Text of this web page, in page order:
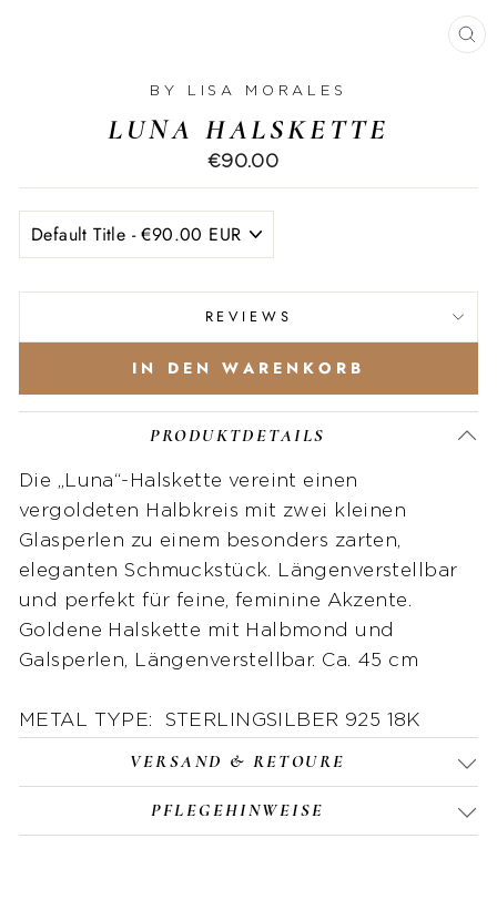
BY LISA MORALES
LUNA HALSKETTE
€90.00
REVIEWS
IN DEN WARENKORB
PRODUKTDETAILS
Die „Luna“-Halskette vereint einen
vergoldeten Halbkreis mit zwei kleinen
Glasperlen zu einem besonders zarten,
eleganten Schmuckstück. Längenverstellbar
und perfekt für feine, feminine Akzente.
Goldene Halskette mit Halbmond und
Galsperlen, Längenverstellbar. Ca. 45 cm
METAL TYPE: STERLINGSILBER 925 18K
Seit über acht Jahren fertigtLisa Morales
handgemachten Braut- und Ohrschmuck mit
VERSAND & RETOURE
PFLEGEHINWEISE